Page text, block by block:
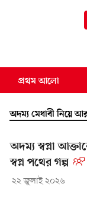
প্রথম আলো
অদম্য মেধাবী নিয়ে
অদম্য স্বপ্না
স্বপ্ন পথের গল্প
২২ জুলাই ২০২৬